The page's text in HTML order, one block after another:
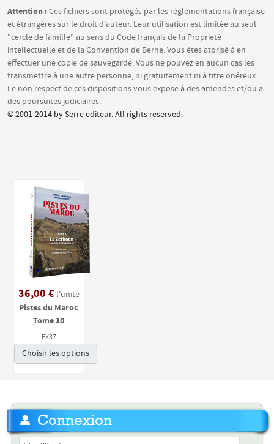
Attention :Ces fichiers sont protégés par les réglementations française
et étrangères sur le droit d'auteur. Leur utilisation est limitée au seul
"cercle de famille" au sens du Code français de la Propriété
intellectuelle et de la Convention de Berne. Vous êtes atorisé à en
effectuer une copie de sauvegarde. Vous ne pouvez en aucun cas les
transmettre à une autre personne, ni gratuitement ni à titre onéreux.
Le non respect de ces dispositions vous expose à des amendes et/ou a
des poursuites judiciaires.
© 2001-2014 by Serre editeur. All rights reserved.
36,00 € l'unité
Pistes du Maroc
Tome 10
EX37
Choisir les options
Connexion